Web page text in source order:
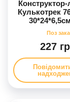
Конструктор-
Кулькотрек
227